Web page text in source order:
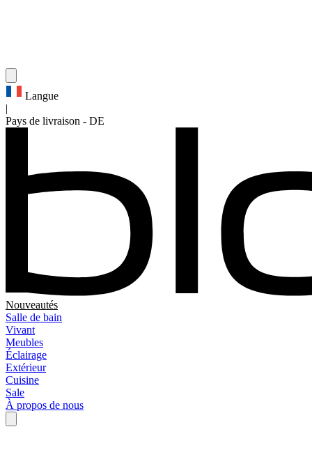
Langue
Pays de livraison - DE
Nouveautés
Salle de bain
Vivant
Meubles
Éclairage
Extérieur
Cuisine
Sale
À propos de nous